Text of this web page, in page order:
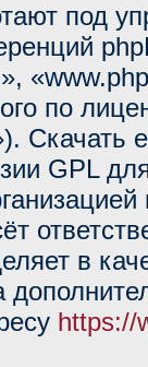
под
по
Скачать
GPL
в
https://